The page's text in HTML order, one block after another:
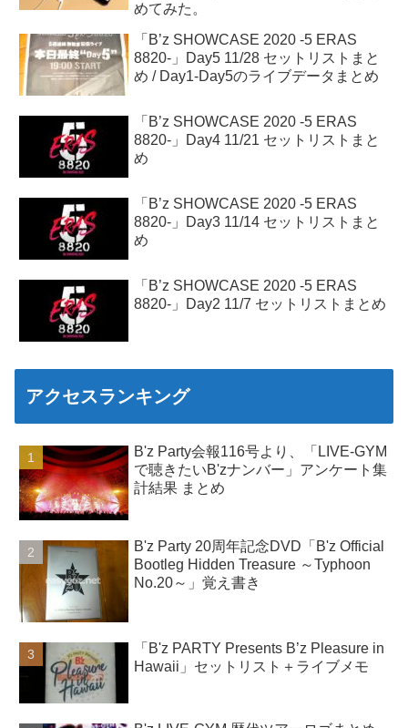
めてみた。
「B’z SHOWCASE 2020 -5 ERAS
8820-」Day5 11/28 セットリストまと
め / Day1-Day5のライブデータまとめ
「B’z SHOWCASE 2020 -5 ERAS
8820-」Day4 11/21 セットリストまと
め
「B’z SHOWCASE 2020 -5 ERAS
8820-」Day3 11/14 セットリストまと
め
「B’z SHOWCASE 2020 -5 ERAS
8820-」Day2 11/7 セットリストまとめ
アクセスランキング
B'z Party会報116号より、「LIVE-GYM
で聴きたいB'zナンバー」アンケート集
計結果 まとめ
B'z Party 20周年記念DVD「B'z Official
Bootleg Hidden Treasure ～Typhoon
No.20～」覚え書き
「B'z PARTY Presents B’z Pleasure in
Hawaii」セットリスト＋ライブメモ